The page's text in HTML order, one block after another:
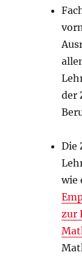
der
Die
wie
zur